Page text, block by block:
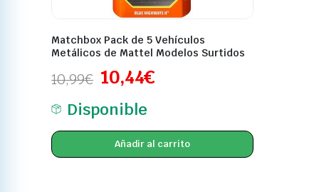
Matchbox Pack de 5 Vehículos
Metálicos de Mattel Modelos Surtidos
10,99€ 10,44€
Disponible
Añadir al carrito